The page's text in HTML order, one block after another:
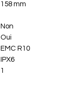
158 mm
Non
Oui
EMC R10
IPX6
1